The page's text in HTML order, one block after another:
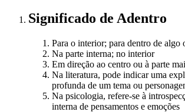
Significado de Adentro
Para o interior; para dentro de algo
Na parte interna; no interior
Em direção ao centro ou à parte
Na literatura, pode indicar uma
profunda de um tema ou
Na psicologia, refere-se à
interna de pensamentos e emoções